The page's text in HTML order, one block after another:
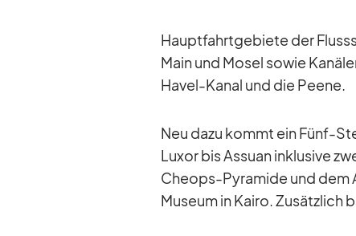
Haupt­fahrt­ge­biete der
Main und Mo­sel so­wie
Ha­vel-Ka­nal und die Peene.
Neu dazu kommt ein Fünf-
Lu­xor bis As­suan in­klu­sive
Che­ops-Py­ra­mide und dem
Mu­seum in Kairo. Zu­sätz­lich